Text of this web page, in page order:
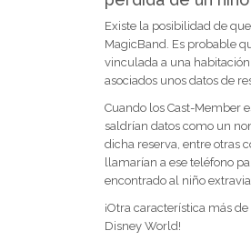
Existe la posibilidad de
MagicBand. Es probable
vinculada a una
asociados unos datos de
Cuando los Cast-Member
saldrían datos como un
dicha reserva, entre otras
llamarían a ese teléfono
encontrado al niño
¡Otra característica más
Disney World!